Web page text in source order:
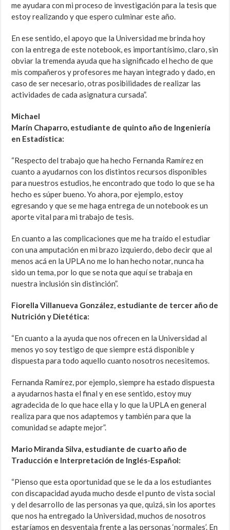
me ayudara con mi proceso de investigación para la tesis que
estoy realizando y que espero culminar este año.
En ese sentido, el apoyo que la Universidad me brinda hoy
con la entrega de este notebook, es importantísimo, claro, sin
obviar la tremenda ayuda que ha significado el hecho de que
mis compañeros y profesores me hayan integrado y dado, en
caso de ser necesario, otras posibilidades de realizar las
actividades de cada asignatura cursada”.
Michael
Marín Chaparro, estudiante de quinto año de Ingeniería
en Estadística:
“Respecto del trabajo que ha hecho Fernanda Ramírez en
cuanto a ayudarnos con los distintos recursos disponibles
para nuestros estudios, he encontrado que todo lo que se ha
hecho es súper bueno. Yo ahora, por ejemplo, estoy
egresando y que se me haga entrega de un notebook es un
aporte vital para mi trabajo de tesis.
En cuanto a las complicaciones que me ha traído el estudiar
con una amputación en mi brazo izquierdo, debo decir que al
menos acá en la UPLA no me lo han hecho notar, nunca ha
sido un tema, por lo que se nota que aquí se trabaja en
nuestra inclusión sin distinción”.
Fiorella Villanueva González, estudiante de tercer año de
Nutrición y Dietética:
“En cuanto a la ayuda que nos ofrecen en la Universidad al
menos yo soy testigo de que siempre está disponible y
dispuesta para todo aquello cuanto nosotros necesitemos.
Fernanda Ramírez, por ejemplo, siempre ha estado dispuesta
a ayudarnos hasta el final y en ese sentido, estoy muy
agradecida de lo que hace ella y lo que la UPLA en general
realiza para que nos adaptemos y también para que la
comunidad se adapte mejor”.
Mario Miranda Silva, estudiante de cuarto año de
Traducción e Interpretación de Inglés-Español:
“Pienso que esta oportunidad que se le da a los estudiantes
con discapacidad ayuda mucho desde el punto de vista social
y del desarrollo de las personas ya que, quizá, sin los aportes
que nos ha entregado la Universidad, muchos de nosotros
estaríamos en desventaja frente a las personas ‘normales’. En